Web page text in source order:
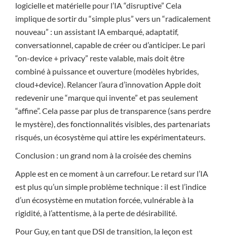
logicielle et matérielle pour l’IA “disruptive” Cela
implique de sortir du “simple plus” vers un “radicalement
nouveau” : un assistant IA embarqué, adaptatif,
conversationnel, capable de créer ou d’anticiper. Le pari
“on-device + privacy” reste valable, mais doit être
combiné à puissance et ouverture (modèles hybrides,
cloud+device). Relancer l’aura d’innovation Apple doit
redevenir une “marque qui invente” et pas seulement
“affine”. Cela passe par plus de transparence (sans perdre
le mystère), des fonctionnalités visibles, des partenariats
risqués, un écosystème qui attire les expérimentateurs.
Conclusion : un grand nom à la croisée des chemins
Apple est en ce moment à un carrefour. Le retard sur l’IA
est plus qu’un simple problème technique : il est l’indice
d’un écosystème en mutation forcée, vulnérable à la
rigidité, à l’attentisme, à la perte de désirabilité.
Pour Guy, en tant que DSI de transition, la leçon est